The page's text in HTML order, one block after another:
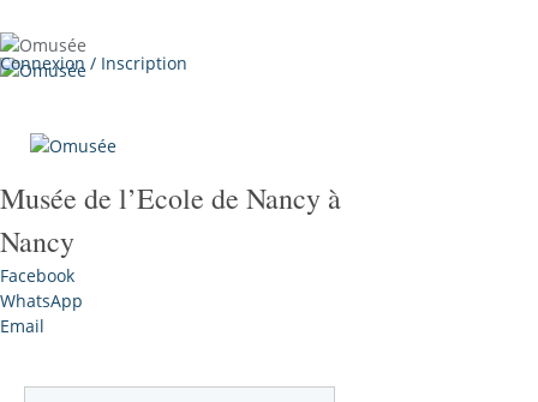
Menu
Connexion / Inscription
Musée de l’Ecole de Nancy à
Nancy
Facebook
WhatsApp
Email